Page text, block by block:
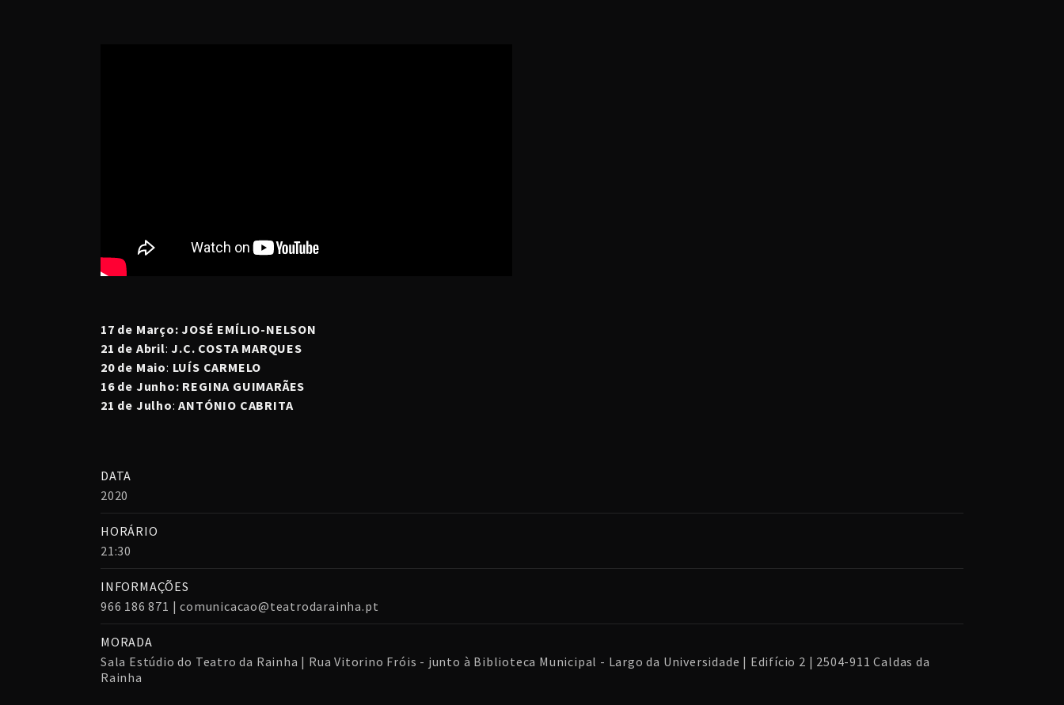
17 de Março: JOSÉ EMÍLIO-NELSON
21 de Abril:J.C. COSTA MARQUES
20 de Maio: LUÍS CARMELO
16 de Junho: REGINA GUIMARÃES
21 de Julho:ANTÓNIO CABRITA
DATA
2020
HORÁRIO
21:30
INFORMAÇÕES
966 186 871 | comunicacao@teatrodarainha.pt
MORADA
Sala Estúdio do Teatro da Rainha | Rua Vitorino Fróis - junto à Biblioteca Municipal - Largo da Universidade | Edifício 2 | 2504-911 Caldas da
Rainha